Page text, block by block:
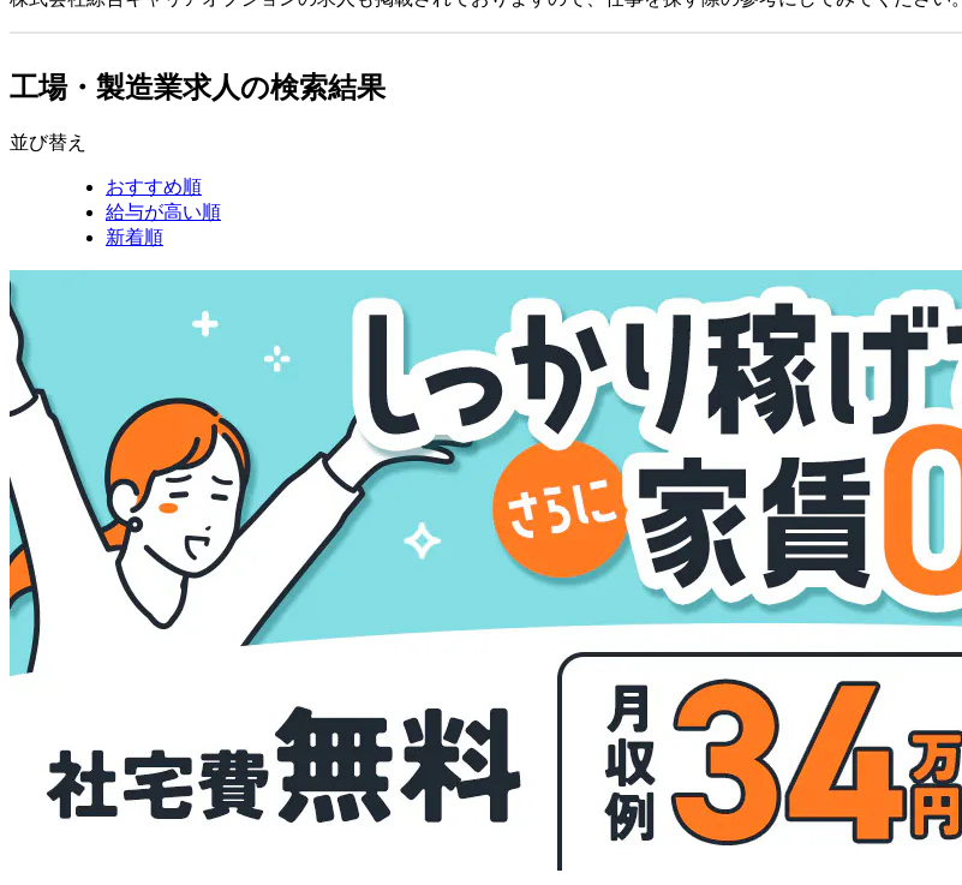
工場・製造業求人の検索結果
並び替え
おすすめ順
給与が高い順
新着順